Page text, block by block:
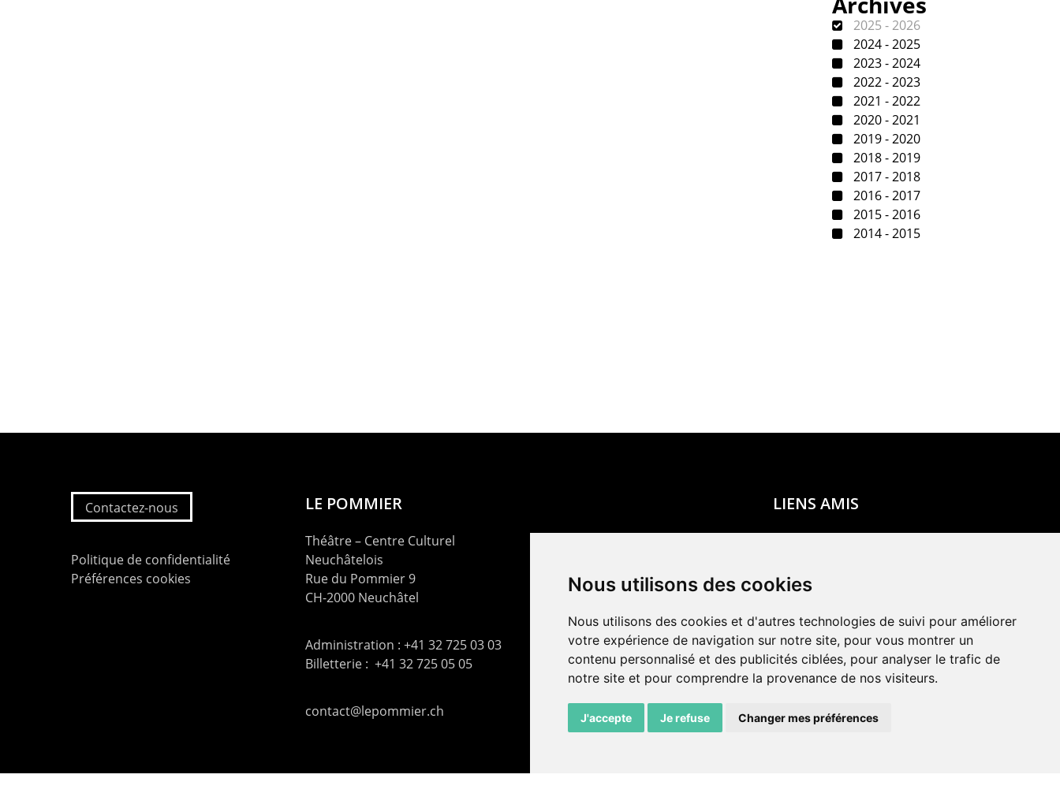
Nous utilisons des cookies
Nous utilisons des cookies et d'autres technologies de suivi pour améliorer
votre expérience de navigation sur notre site, pour vous montrer un
contenu personnalisé et des publicités ciblées, pour analyser le trafic de
notre site et pour comprendre la provenance de nos visiteurs.
J'accepte Je refuse Changer mes préférences
2025 - 2026
2024 - 2025
2023 - 2024
2022 - 2023
2021 - 2022
2020 - 2021
2019 - 2020
2018 - 2019
2017 - 2018
2016 - 2017
2015 - 2016
2014 - 2015
Contactez-nous
Politique de confidentialité
Préférences cookies
LE POMMIER
Théâtre – Centre Culturel
Neuchâtelois
Rue du Pommier 9
CH-2000 Neuchâtel
Administration : +41 32 725 03 03
Billetterie : +41 32 725 05 05
contact@lepommier.ch
LIENS AMIS